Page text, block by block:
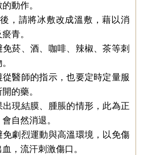
動作。
，請將冰敷改成溫敷，藉以消
青。
免菸、酒、咖啡、辣椒、茶等刺
從醫師的指示，也要定時定量服
的藥。
出現結膜、腫脹的情形，此為正
自然消退。
免劇烈運動與高溫環境，以免傷
，流汗刺激傷口。